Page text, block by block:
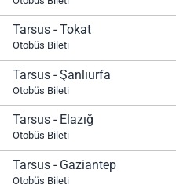
Tarsus - Tokat
Otobüs Bileti
Tarsus - Şanlıurfa
Otobüs Bileti
Tarsus - Elazığ
Otobüs Bileti
Tarsus - Gaziantep
Otobüs Bileti